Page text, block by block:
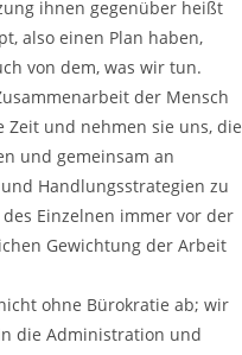
ihnen gegenüber heißt
also einen Plan haben,
von dem, was wir tun.
der Mensch
und nehmen sie uns, die
und gemeinsam an
Handlungsstrategien zu
Einzelnen immer vor der
Gewichtung der Arbeit
ohne Bürokratie ab; wir
die Administration und